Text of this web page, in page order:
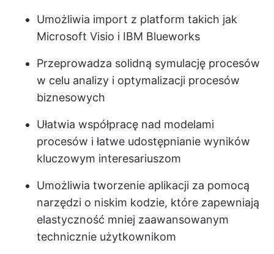
Umożliwia import z platform takich jak
Microsoft Visio i IBM Blueworks
Przeprowadza solidną symulację procesów
w celu analizy i optymalizacji procesów
biznesowych
Ułatwia współpracę nad modelami
procesów i łatwe udostępnianie wyników
kluczowym interesariuszom
Umożliwia tworzenie aplikacji za pomocą
narzędzi o niskim kodzie, które zapewniają
elastyczność mniej zaawansowanym
technicznie użytkownikom